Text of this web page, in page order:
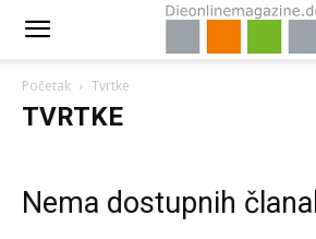
Početak Tvrtke
TVRTKE
Nema dostupnih